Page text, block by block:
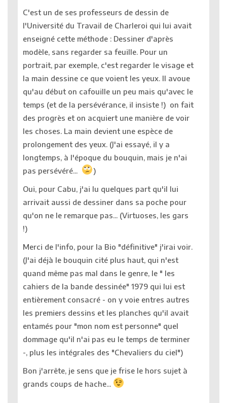
C'est un de ses professeurs de dessin de
l'Université du Travail de Charleroi qui lui avait
enseigné cette méthode : Dessiner d'après
modèle, sans regarder sa feuille. Pour un
portrait, par exemple, c'est regarder le visage et
la main dessine ce que voient les yeux. Il avoue
qu'au début on cafouille un peu mais qu'avec le
temps (et de la persévérance, il insiste !) on fait
des progrès et on acquiert une manière de voir
les choses. La main devient une espèce de
prolongement des yeux. (J'ai essayé, il y a
longtemps, à l'époque du bouquin, mais je n'ai
pas persévéré...
)
Oui, pour Cabu, j'ai lu quelques part qu'il lui
arrivait aussi de dessiner dans sa poche pour
qu'on ne le remarque pas... (Virtuoses, les gars
!)
Merci de l'info, pour la Bio "définitive" j'irai voir.
(J'ai déjà le bouquin cité plus haut, qui n'est
quand même pas mal dans le genre, le " les
cahiers de la bande dessinée" 1979 qui lui est
entièrement consacré - on y voie entres autres
les premiers dessins et les planches qu'il avait
entamés pour "mon nom est personne" quel
dommage qu'il n'ai pas eu le temps de terminer
-, plus les intégrales des "Chevaliers du ciel")
Bon j'arrête, je sens que je frise le hors sujet à
grands coups de hache...